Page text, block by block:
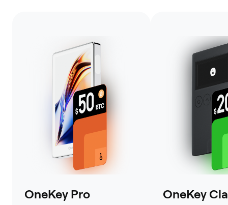
OneKey Pro OneKey